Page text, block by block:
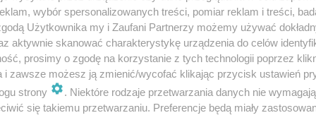
kury i smak prawdziwych wiejskich jajek towarzyszył mi
Wreszcie bowiem zaczęło się mówić więcej o sposobie
Wyróżniamy cztery oznaczenia:
na wolnym wybiegu)
wybór spersonalizowanych treści, pomiar reklam i treści,
Użytkownika my i Zaufani Partnerzy możemy używać
aktywnie skanować charakterystykę urządzenia do celów
prosimy o zgodę na korzystanie z tych technologii poprzez
i zawsze możesz ją zmienić/wycofać klikając przycisk ustawień
strony
. Niektóre rodzaje przetwarzania danych nie
się takiemu przetwarzaniu. Preferencje będą miały